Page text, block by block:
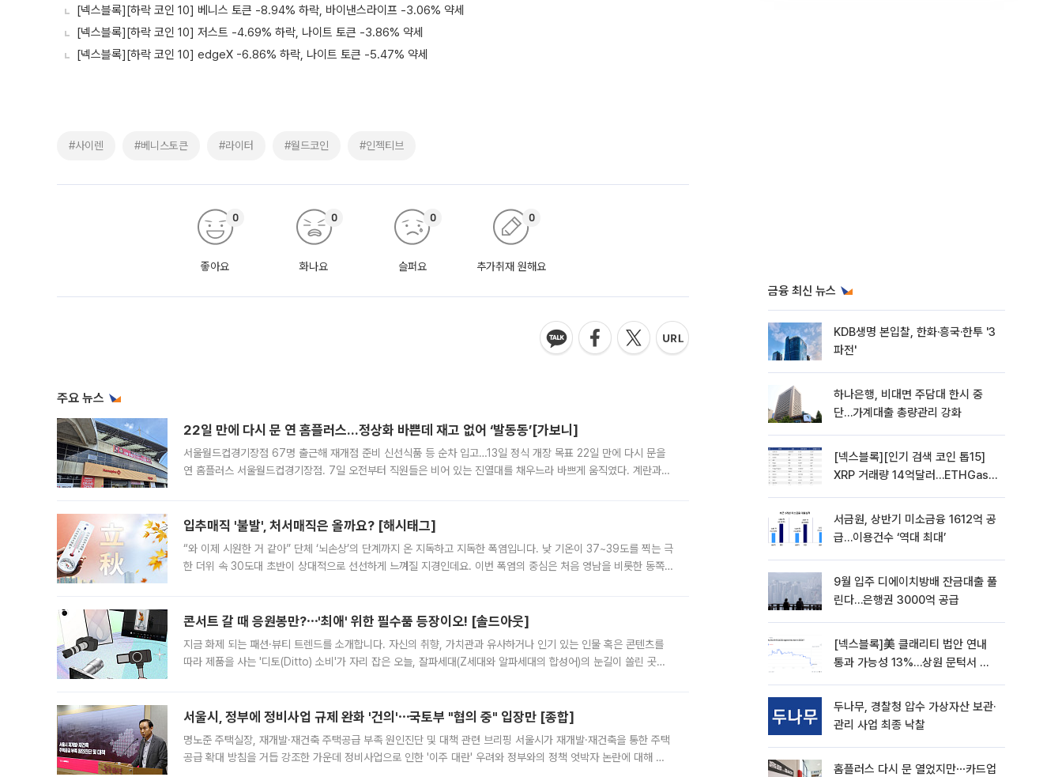
[넥스블록][하락 코인 10] 베니스 토큰 -8.94% 하락, 바이낸스라이프 -3.06% 약세
[넥스블록][하락 코인 10] 저스트 -4.69% 하락, 나이트 토큰 -3.86% 약세
[넥스블록][하락 코인 10] edgeX -6.86% 하락, 나이트 토큰 -5.47% 약세
#사이렌 #베니스토큰 #라이터 #월드코인 #인젝티브
좋아요
0
화나요
0
슬퍼요
0
추가취재 원해요
0
주요 뉴스
22일 만에 다시 문 연 홈플러스…정상화 바쁜데 재고 없어 ‘발동동’[가보니]
서울월드컵경기장점 67명 출근해 재개점 준비 신선식품 등 순차 입고…13일 정식 개장 목표 22일 만에 다시 문을
연 홈플러스 서울월드컵경기장점. 7일 오전부터 직원들은 비어 있는 진열대를 채우느라 바쁘게 움직였다. 계란과
입추매직 '불발', 처서매직은 올까요? [해시태그]
“와 이제 시원한 거 같아” 단체 ‘뇌손상’의 단계까지 온 지독하고 지독한 폭염입니다. 낮 기온이 37~39도를 찍는 극
한 더위 속 30도대 초반이 상대적으로 선선하게 느껴질 지경인데요. 이번 폭염의 중심은 처음 영남을 비롯한 동쪽
콘서트 갈 때 응원봉만?⋯'최애' 위한 필수품 등장이오! [솔드아웃]
지금 화제 되는 패션·뷰티 트렌드를 소개합니다. 자신의 취향, 가치관과 유사하거나 인기 있는 인물 혹은 콘텐츠를
따라 제품을 사는 '디토(Ditto) 소비'가 자리 잡은 오늘, 잘파세대(Z세대와 알파세대의 합성어)의 눈길이 쏠린 곳은
서울시, 정부에 정비사업 규제 완화 '건의'⋯국토부 "협의 중" 입장만 [종합]
명노준 주택실장, 재개발·재건축 주택공급 부족 원인진단 및 대책 관련 브리핑 서울시가 재개발·재건축을 통한 주택
공급 확대 방침을 거듭 강조한 가운데 정비사업으로 인한 '이주 대란' 우려와 정부와의 정책 엇박자 논란에 대해 정
금융 최신 뉴스
KDB생명 본입찰, 한화·흥국·한투 '3
파전'
하나은행, 비대면 주담대 한시 중
단…가계대출 총량관리 강화
[넥스블록][인기 검색 코인 톱15]
XRP 거래량 14억달러…ETHGas
서금원, 상반기 미소금융 1612억 공
급…이용건수 ‘역대 최대’
9월 입주 디에이치방배 잔금대출 풀
린다…은행권 3000억 공급
[넥스블록]美 클래리티 법안 연내
통과 가능성 13%…상원 문턱서 제
두나무, 경찰청 압수 가상자산 보관·
관리 사업 최종 낙찰
홈플러스 다시 문 열었지만⋯카드업